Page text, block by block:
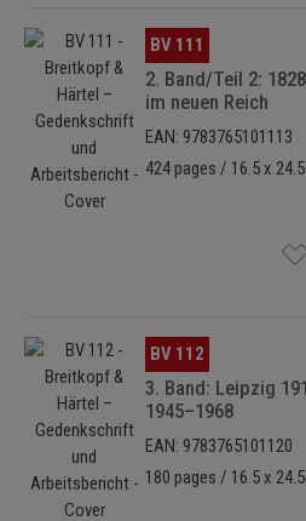
Omitir galería de imágenes
BV 111
2. Band/Teil 2:
im neuen Reich
EAN: 9783765101113
424 pages / 16.5 x
Omitir galería de imágenes
BV 112
3. Band: Leipzig
1945–1968
EAN: 9783765101120
180 pages / 16.5 x